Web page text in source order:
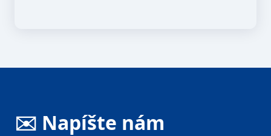
✉️ Napíšte nám